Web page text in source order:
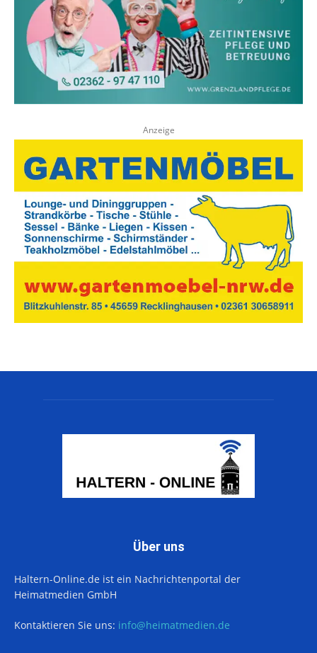
Über uns
Haltern-Online.de ist ein Nachrichtenportal der
Heimatmedien GmbH
Kontaktieren Sie uns: info@heimatmedien.de